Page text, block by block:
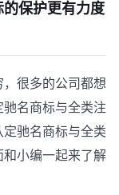
保护更有力度
很多的公司都想
名商标与全类注
驰名商标与全类
小编一起来了解